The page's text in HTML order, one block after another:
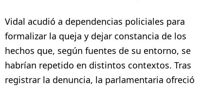
Vidal acudió a dependencias policiales para
formalizar la queja y dejar constancia de los
hechos que, según fuentes de su entorno, se
habrían repetido en distintos contextos. Tras
registrar la denuncia, la parlamentaria ofreció